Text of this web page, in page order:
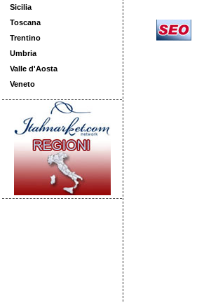
Sicilia
Toscana
Trentino
Umbria
Valle d'Aosta
Veneto